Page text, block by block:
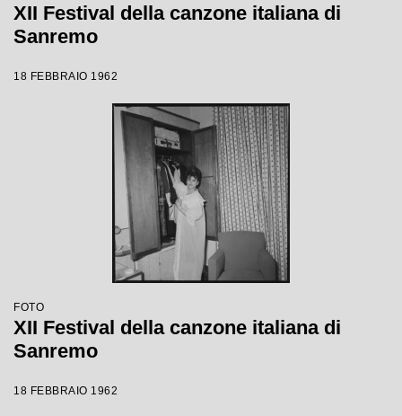
XII Festival della canzone italiana di
Sanremo
18 FEBBRAIO 1962
FOTO
XII Festival della canzone italiana di
Sanremo
18 FEBBRAIO 1962